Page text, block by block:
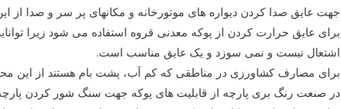
جهت عایق صدا کردن دیواره های موتورخانه و مکانهای پر سر و صدا از
اشتعال نیست و نمی سوزد و یک عایق مناسب است.
برای مصارف کشاورزی در مناطقی که کم آب، پشت بام هستند از این
در صنعت رنگ بری پارچه از قابلیت های پوکه جهت سنگ شور کردن